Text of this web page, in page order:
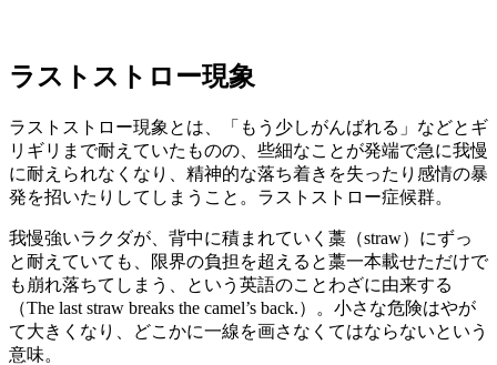
ラストストロー現象
ラストストロー現象とは、「もう少しがんばれる」などとギ
リギリまで耐えていたものの、些細なことが発端で急に我慢
に耐えられなくなり、精神的な落ち着きを失ったり感情の暴
発を招いたりしてしまうこと。ラストストロー症候群。
我慢強いラクダが、背中に積まれていく藁（straw）にずっ
と耐えていても、限界の負担を超えると藁一本載せただけで
も崩れ落ちてしまう、という英語のことわざに由来する
（The last straw breaks the camel’s back.）。小さな危険はやが
て大きくなり、どこかに一線を画さなくてはならないという
意味。